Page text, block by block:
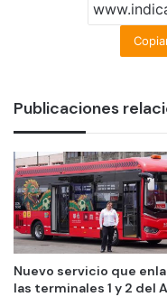
Publicaciones
Nuevo servicio que
las terminales 1 y 2 del